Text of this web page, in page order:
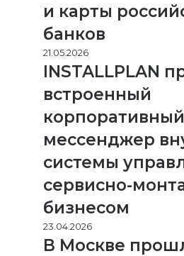
и карты
банков
21.05.2026
INSTALLPLAN
встроенный
корпоративный
мессенджер
системы
сервисно-
бизнесом
23.04.2026
В Москве